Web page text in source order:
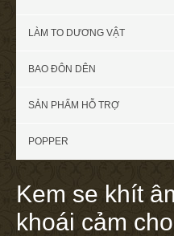
LÀM TO DƯƠNG VẬT
BAO ĐÔN DÊN
SẢN PHẨM HỖ TRỢ
POPPER
Kem se khít
khoái cảm